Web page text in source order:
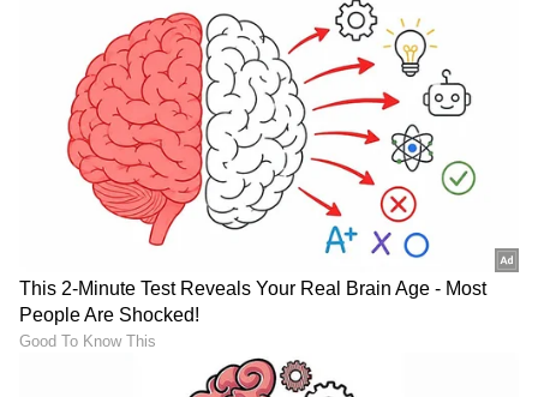
1945 ರಲ್ಲಿ ಮುಂಬೈಗೆ ಸ್ಥಳಾಂತರಗೊಂಡಾಗ, ಮಹಲ್ (1949)
ಚಲನಚಿತ್ರದಿಂದ ಕಾಡುವ ಮಧುರ 'ಆಯೇಗಾ ಆನೆವಾಲಾ'
ನೊಂದಿಗೆ ಅವರ ಪ್ರತಿಭೆ ಬೆಳೆಯಲಾರಂಭಿಸಿತು. ಹಿಂದಿ
ಚಿತ್ರರಂಗದ ಅತ್ಯಂತ ಬೇಡಿಕೆಯ ಧ್ವನಿಗಳಲ್ಲಿ ಒಂದಾಗಿ
ಅವರನ್ನು ಉತ್ತುಂಗಕ್ಕೆ ತಲುಪಿಸಿತು. ಆ ವರ್ಷದಲ್ಲಿ, ಆಕೆಯ
ಬೆಂಬಲಿಸುತ್ತಿದ್ದ ಕುಟುಂಬದ ಸ್ನೇಹಿತ ಮಾಸ್ಟರ್ ವಿನಾಯಕ್,
ತನ್ನ ಚೊಚ್ಚಲ ಹಿಂದಿ ಚಲನಚಿತ್ರವಾದ ಬಡಿ ಮಾದಲ್ಲಿ ಲತಾಗೆ
ಒಂದು ಸಣ್ಣ ಪಾತ್ರವನ್ನು ನೀಡಿದರು.